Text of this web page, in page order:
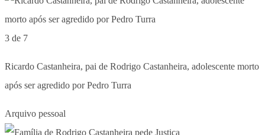
3 de 7
Ricardo Castanheira, pai de Rodrigo Castanheira, adolescente morto
após ser agredido por Pedro Turra
Arquivo pessoal